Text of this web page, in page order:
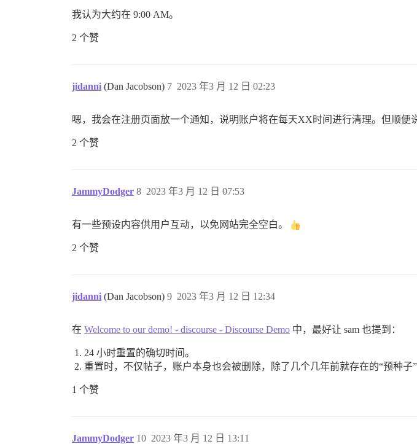
我认为大约在 9:00 AM。
2 个赞
jidanni (Dan Jacobson) 2023 年3 月 12 日 02:23
7
嗯，我会在注册页面放一个通知，说明账户将在每天XX时间进行清理。但顺便
2 个赞
JammyDodger 2023 年3 月 12 日 07:53
8
有一些预设内容供用户互动，以免网站完全空白。
2 个赞
jidanni (Dan Jacobson) 2023 年3 月 12 日 12:34
9
在 Welcome to our demo! - discourse - Discourse Demo 中，最好让 sam 也提到：
24 小时重置的确切时间。
重置时，不仅帖子，账户本身也会被删除，除了几个几年前就存在的“预种子
1 个赞
JammyDodger 2023 年3 月 12 日 13:11
10